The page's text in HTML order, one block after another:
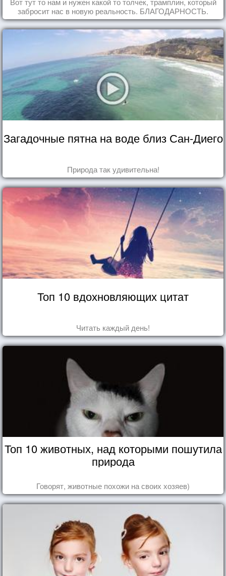
забросит нас в новую реальность. БЛАГОДАРНОСТЬ.
Загадочные пятна на воде близ Сан-Диего
Природа так удивительна!
Топ 10 вдохновляющих цитат
Читать каждый день!
Топ 10 животных, над которыми пошутила
природа
Говорят, животные похожи на своих хозяев)